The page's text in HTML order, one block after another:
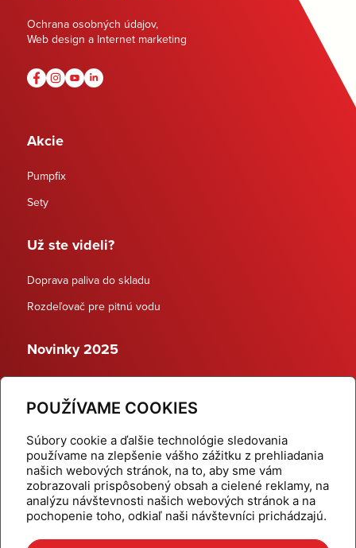
POUŽÍVAME COOKIES
Súbory cookie a ďalšie technológie sledovania
používame na zlepšenie vášho zážitku z prehliadania
našich webových stránok, na to, aby sme vám
zobrazovali prispôsobený obsah a cielené reklamy, na
analýzu návštevnosti našich webových stránok a na
pochopenie toho, odkiaľ naši návštevníci prichádzajú.
Ochrana osobných údajov,
Web design a Internet marketing
Akcie
Pumpfix
Sety
Už ste videli?
Doprava paliva do skladu
Rozdeľovač pre pitnú vodu
Novinky 2025
Dynamické termostatické ventily
Domov
Produkty
Aktuality
Odber šikovné tipy
Kalkulačky
Cenníky